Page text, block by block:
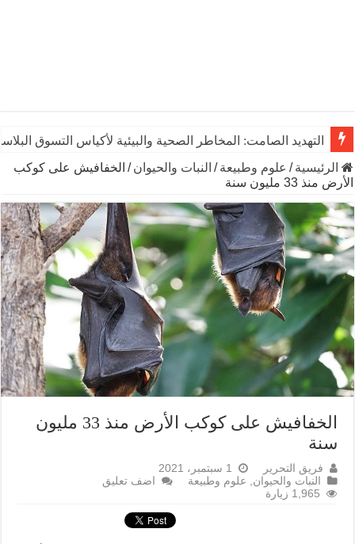
التهديد الصامت: المخاطر الصحية والبيئية لأكياس التسوق
الرئيسية / علوم وطبيعة / النبات والحيوان / الخفافيش على كوكب
الأرض منذ 33 مليون سنة
الخفافيش على كوكب الأرض منذ 33 مليون
سنة
فريق التحرير
1 سبتمبر، 2021
النبات والحيوان, علوم وطبيعة
اضف تعليق
1,965 زيارة